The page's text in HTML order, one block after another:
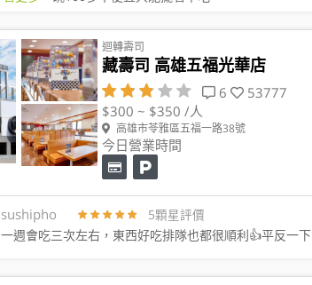
迴轉壽司
藏壽司 高雄五福光華店
6
53777
$300 ~ $350 /人
高雄市苓雅區五福一路38號
今日營業時間
sushipho 5顆星評價
一週會吃三次左右，東西好吃排隊也都很順利👍平反一下